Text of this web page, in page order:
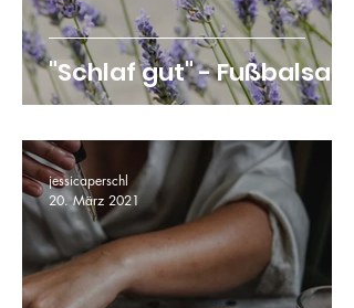
"Schlaf gut" - Fußbalsam
jessicaperschl
20. März 2021